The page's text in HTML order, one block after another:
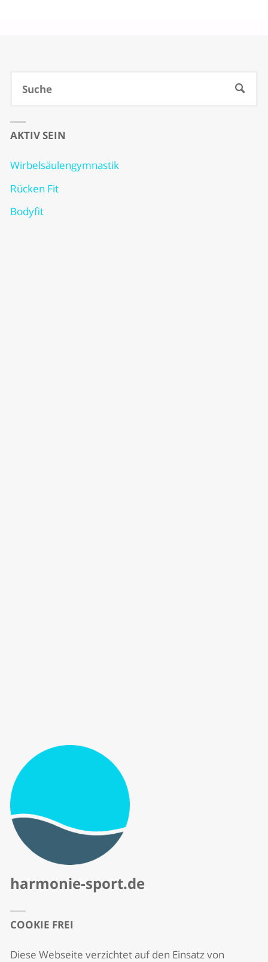
SUCHE
AKTIV SEIN
Wirbelsäulengymnastik
Rücken Fit
Bodyfit
harmonie-sport.de
COOKIE FREI
Diese Webseite verzichtet auf den Einsatz von